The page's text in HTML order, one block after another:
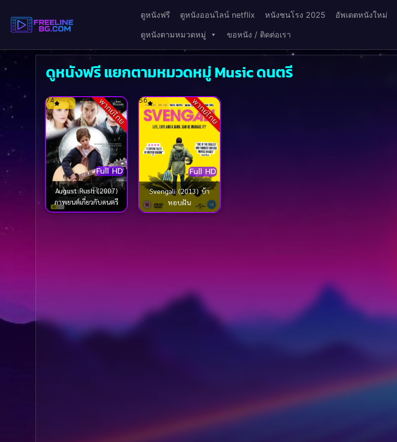
ดูหนังฟรี ดูหนังออนไลน์ netflix หนังชนโรง 2025 อัพเดตหนังใหม่
ดูหนังตามหมวดหมู่
ขอหนัง / ติดต่อเรา
ดูหนังฟรี แยกตามหมวดหมู่ Music ดนตรี
พากย์ไทย
Full HD
7.4
August Rush (2007)
ภาพยนต์เกี่ยวกับดนตรี
พากย์ไทย
Full HD
5.6
Svengali (2013) บ้า
หอบฝัน